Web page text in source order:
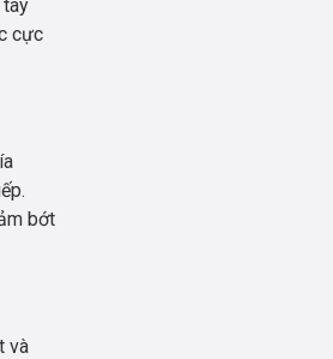
tay
cực
bớt
và